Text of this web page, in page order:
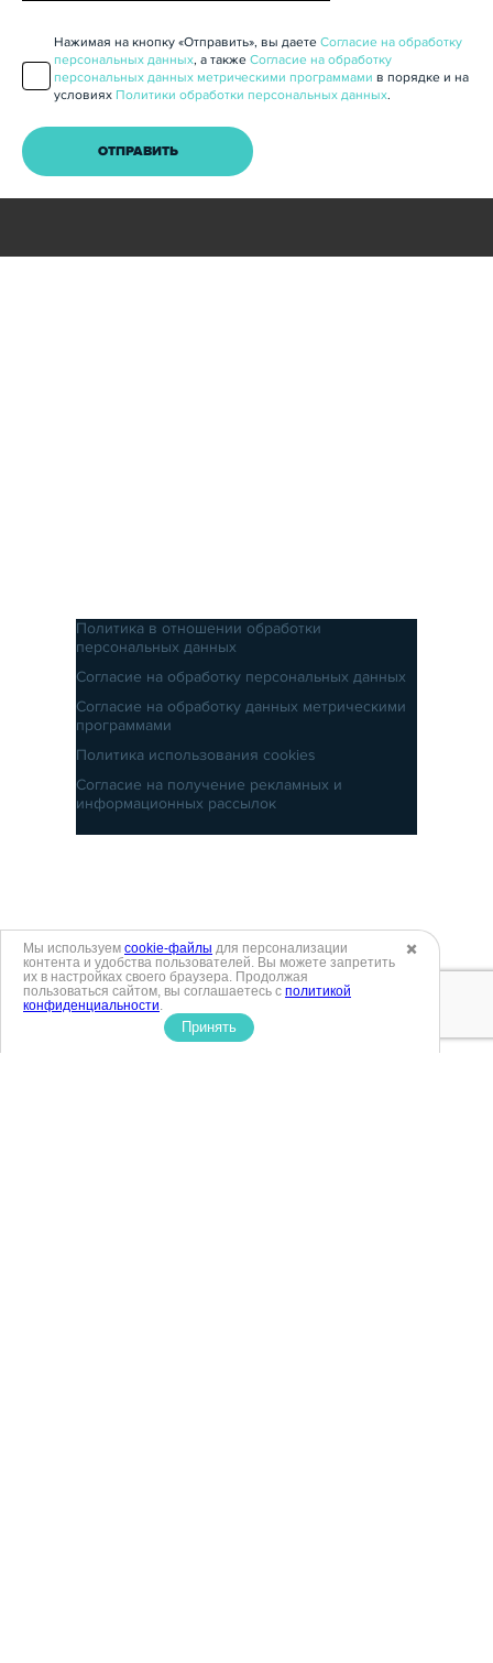
Нажимая на кнопку «Отправить», вы даете Согласие на обработку
персональных данных, а также Согласие на обработку
персональных данных метрическими программами в порядке и на
условиях Политики обработки персональных данных.
✖️
Мы используем cookie-файлы для персонализации
контента и удобства пользователей. Вы можете запретить
их в настройках своего браузера. Продолжая
пользоваться сайтом, вы соглашаетесь с политикой
конфиденциальности.
Принять
Политика в отношении обработки
персональных данных
Согласие на обработку персональных данных
Согласие на обработку данных метрическими
программами
Политика использования cookies
Согласие на получение рекламных и
информационных рассылок